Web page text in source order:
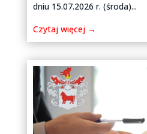
dniu 15.07.2026 r. (środa)...
Czytaj więcej →